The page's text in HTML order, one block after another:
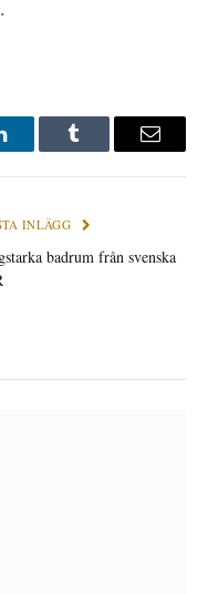
Tumblr
E-
INLÄGG
badrum från svenska